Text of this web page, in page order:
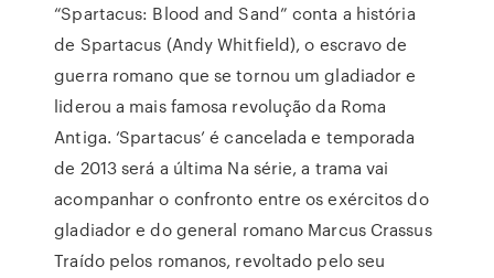
“Spartacus: Blood and Sand” conta a história
de Spartacus (Andy Whitfield), o escravo de
guerra romano que se tornou um gladiador e
liderou a mais famosa revolução da Roma
Antiga. ‘Spartacus’ é cancelada e temporada
de 2013 será a última Na série, a trama vai
acompanhar o confronto entre os exércitos do
gladiador e do general romano Marcus Crassus
Traído pelos romanos, revoltado pelo seu